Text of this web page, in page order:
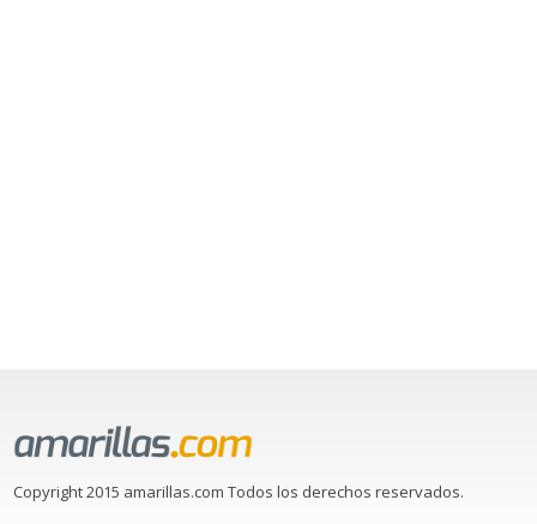
Copyright 2015 amarillas.com Todos los derechos reservados.